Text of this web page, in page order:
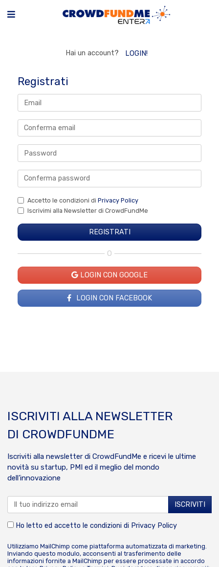
Hai un account? LOGIN!
Registrati
Accetto le condizioni di Privacy Policy
Iscrivimi alla Newsletter di CrowdFundMe
O
LOGIN CON GOOGLE
LOGIN CON FACEBOOK
ISCRIVITI ALLA NEWSLETTER
DI CROWDFUNDME
Iscriviti alla newsletter di CrowdFundMe e ricevi le ultime
novità su startup, PMI ed il meglio del mondo
dell’innovazione
Ho letto ed accetto le condizioni di Privacy Policy
Utilizziamo MailChimp come piattaforma automatizzata di marketing.
Inviando questo modulo, acconsenti al trasferimento delle
informazioni fornite a MailChimp per essere processate in accordo